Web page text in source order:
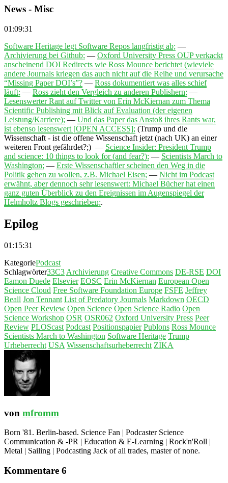
News - Misc
01:09:31
Software Heritage legt Software Repos langfristig ab; —
Archivierung bei Github; — Oxford University Press OUP verkackt
anscheinend DOI Redirects wie Ross Mounce berichtet (wieviele
andere Journals kriegen das auch nicht auf die Reihe und verursache
“Missing Paper DOI’s”? — Ross dokumentiert was alles schief
läuft; — Ross zieht den Vergleich zu anderen Publishern; —
Lesenswerter Rant auf Twitter von Erin McKiernan zum Thema
Scientific Publishing mit Blick auf Evaluation (der eigenen
Leistung/Karriere); — Und das Paper das Anstoß ihres Rants war,
ist ebenso lesenswert [OPEN ACCESS]; (Trump und die
Wissenschaft - ist die offene Wissenschaft jetzt (nach UK) an einer
weiteren Front gefährdet?;) — Science Insider: President Trump
and science: 10 things to look for (and fear?); — Scientists March to
Washington; — Erste Wissenschaftler scheinen den Weg in die
Politik gehen zu wollen, z.B. Michael Eisen; — Nicht im Podcast
erwähnt, aber dennoch sehr lesenswert: Michael Bücher hat einen
ganz guten Überblick zu den Ereignissen im Augenspiegel der
Helmholtz Blogs geschrieben;.
Epilog
01:15:31
KategoriePodcast
Schlagwörter33C3 Archivierung Creative Commons DE-RSE DOI
Eamon Duede Elsevier EOSC Erin McKiernan European Open
Science Cloud Free Software Foundation Europe FSFE Jeffrey
Beall Jon Tennant List of Predatory Journals Markdown OECD
Open Peer Review Open Science Open Science Radio Open
Science Workshop OSR OSR062 Oxford University Press Peer
Review PLOScast Podcast Positionspapier Publons Ross Mounce
Scientists March to Washington Software Heritage Trump
Urheberrecht USA Wissenschaftsurheberrecht ZIKA
von mfromm
Born '81. Berlin-based. Science Fan | Podcaster Science
Communication & -PR | Education & E-Learning | Rock'n'Roll |
Metal | Sailing | Podcasting Jack of all trades, master of none.
Kommentare 6